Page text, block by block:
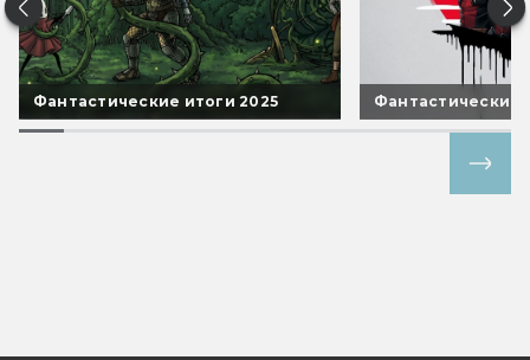
Фантастические итоги 2025 Фантастические